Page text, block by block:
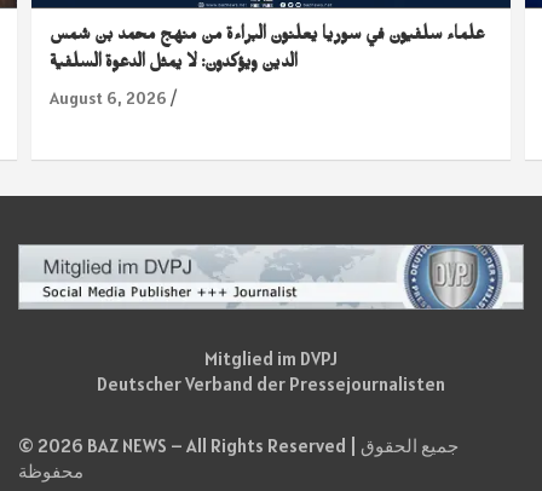
علماء سلفيون في سوريا يعلنون البراءة من منهج محمد بن شمس
الدين ويؤكدون: لا يمثل الدعوة السلفية
August 6, 2026
Mitglied im DVPJ
Deutscher Verband der Pressejournalisten
© 2026 BAZ NEWS – All Rights Reserved | جميع الحقوق
محفوظة